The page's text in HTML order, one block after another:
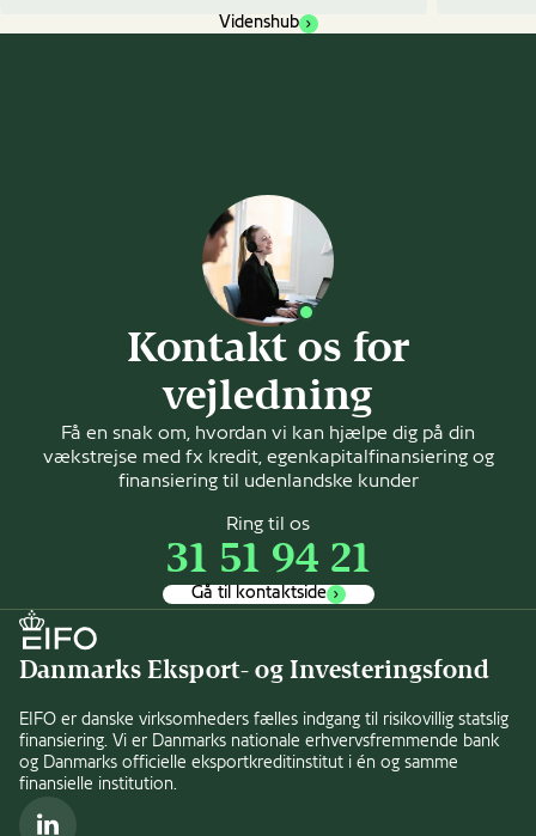
angel
vil
Videnshub
Kontakt os for
vejledning
Få en snak om, hvordan vi kan hjælpe dig på din
vækstrejse med fx kredit, egenkapitalfinansiering og
finansiering til udenlandske kunder
Ring til os
31 51 94 21
Gå til kontaktside
Danmarks Eksport- og Investeringsfond
EIFO er danske virksomheders fælles indgang til risikovillig statslig
finansiering. Vi er Danmarks nationale erhvervsfremmende bank
og Danmarks officielle eksportkreditinstitut i én og samme
finansielle institution.